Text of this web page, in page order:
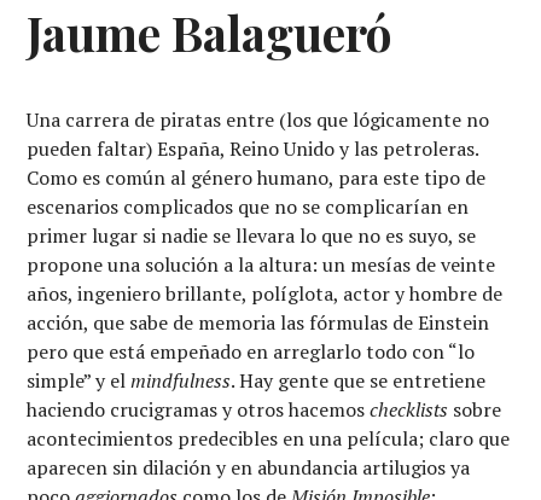
Jaume Balagueró
Una carrera de piratas entre (los que lógicamente no
pueden faltar) España, Reino Unido y las petroleras.
Como es común al género humano, para este tipo de
escenarios complicados que no se complicarían en
primer lugar si nadie se llevara lo que no es suyo, se
propone una solución a la altura: un mesías de veinte
años, ingeniero brillante, políglota, actor y hombre de
acción, que sabe de memoria las fórmulas de Einstein
pero que está empeñado en arreglarlo todo con “lo
simple” y elmindfulness. Hay gente que se entretiene
haciendo crucigramas y otros hacemoschecklists sobre
acontecimientos predecibles en una película; claro que
aparecen sin dilación y en abundancia artilugios ya